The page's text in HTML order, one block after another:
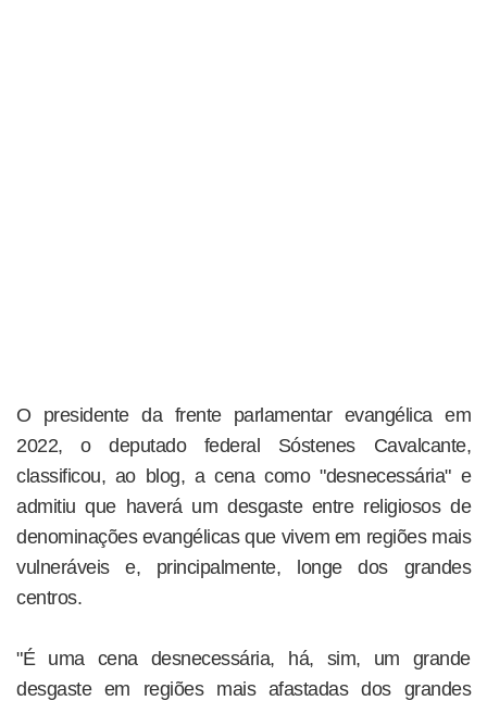
O presidente da frente parlamentar evangélica em
2022, o deputado federal Sóstenes Cavalcante,
classificou, ao blog, a cena como "desnecessária" e
admitiu que haverá um desgaste entre religiosos de
denominações evangélicas que vivem em regiões mais
vulneráveis e, principalmente, longe dos grandes
centros.
"É uma cena desnecessária, há, sim, um grande
desgaste em regiões mais afastadas dos grandes